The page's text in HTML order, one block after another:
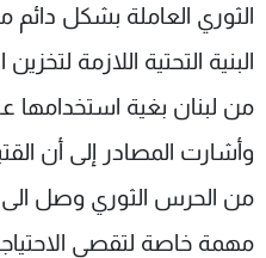
الثوري العاملة بشكل
البنية التحتية اللازمة
من لبنان بغية استخدامها
وأشارت المصادر إلى أن
من الحرس الثوري وصل الى
مهمة خاصة لتقصي